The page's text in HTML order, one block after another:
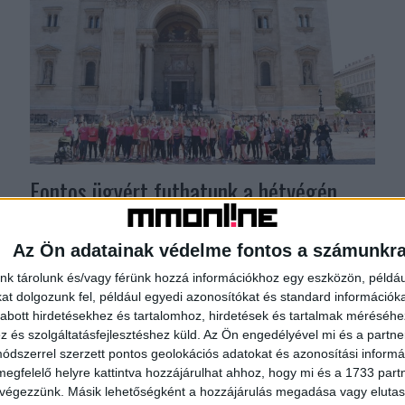
Az Ön adatainak védelme fontos a
tárolunk és/vagy férünk hozzá információkhoz egy eszközön,
dolgozunk fel, például egyedi azonosítókat és standard
hirdetésekhez és tartalomhoz, hirdetések és tartalmak
és szolgáltatásfejlesztéshez küld. Az Ön engedélyével mi és a
szerzett pontos geolokációs adatokat és azonosítási
helyre kattintva hozzájárulhat ahhoz, hogy mi és a 1733
Másik lehetőségként a hozzájárulás megadása vagy
Fontos ügyért futhatunk a hétvégén
Idén harmadik alkalommal rendezi meg az iRUNmore
Futóegyesület és az AVON a Fuss MELLettünk!
elnevezésű közösségi futását, amely célja, hogy
minél több nő figyelmét...